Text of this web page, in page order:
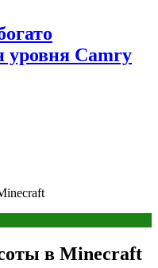
уровня Camry
в Minecraft